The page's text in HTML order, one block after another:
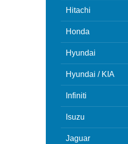
Hitachi
Honda
Hyundai
Hyundai / KIA
Infiniti
Isuzu
Jaguar